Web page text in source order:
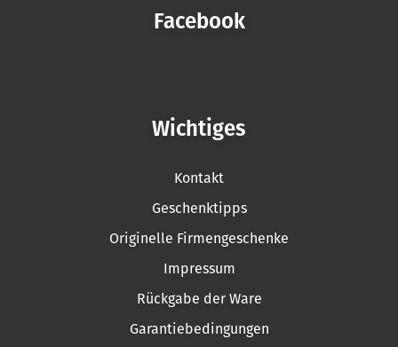
Wichtiges
Kontakt
Geschenktipps
Originelle Firmengeschenke
Impressum
Rückgabe der Ware
Garantiebedingungen
Facebook